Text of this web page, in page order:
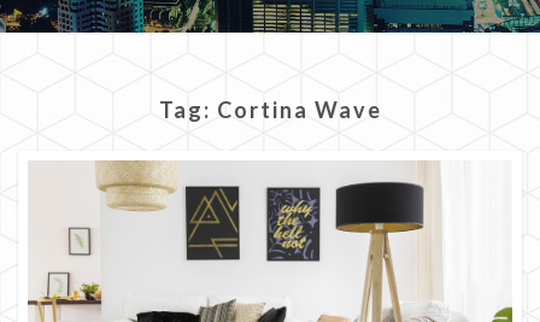
Tag: Cortina Wave